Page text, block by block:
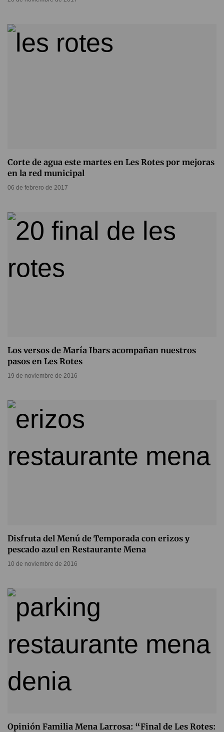
Corte de agua este martes en Les Rotes por mejoras
en la red municipal
06 de febrero de 2017
Los versos de María Ibars acompañan nuestros
pasos en Les Rotes
19 de noviembre de 2016
Disfruta del Menú de Temporada con erizos y
pescado azul en Restaurante Mena
10 de noviembre de 2016
Opinión Familia Mena Larrosa: “Final de Les Rotes: